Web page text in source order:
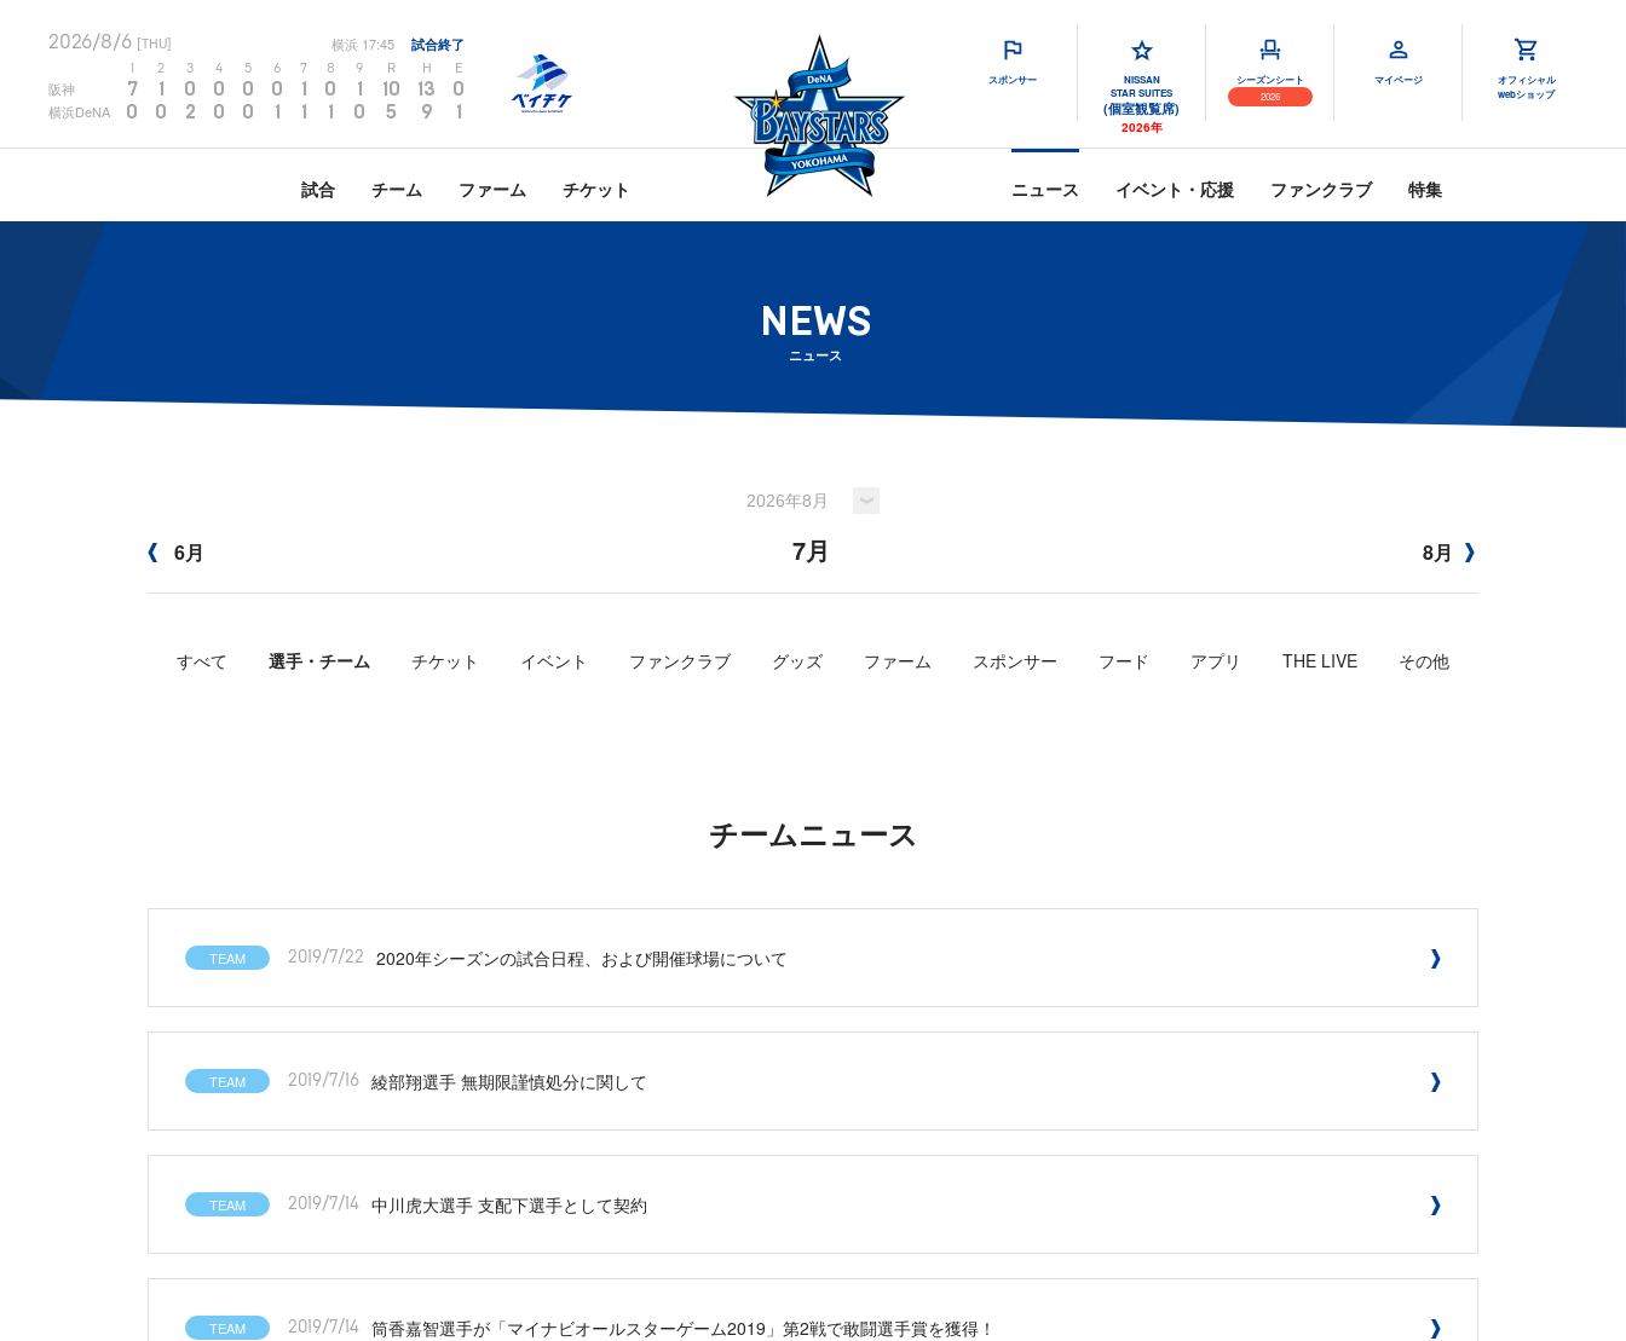
2026/8/6 [THU] 横浜 17:45 試合終了
2 3 4 5 6 7 8 9 R H E
阪神 7 1 0 0 0 0 1 0 1 10 13 0
横浜DeNA 0 0 2 0 0 1 1 1 0 5 9 1
スポンサー
NISSAN
STAR SUITES
(個室観覧席)
2026年
シーズンシート
2026
マイページ
オフィシャル
webショップ
試合 チーム ファーム チケット ニュース イベント・応援 ファンクラブ 特集
NEWS
ニュース
6月 7月 8月
すべて 選手・チーム チケット イベント ファンクラブ グッズ ファーム スポンサー フード アプリ THE LIVE その他
チームニュース
TEAM 2019/7/22 2020年シーズンの試合日程、および開催球場について
TEAM 2019/7/16 綾部翔選手 無期限謹慎処分に関して
TEAM 2019/7/14 中川虎大選手 支配下選手として契約
TEAM 2019/7/14 筒香嘉智選手が「マイナビオールスターゲーム2019」第2戦で敢闘選手賞を獲得！